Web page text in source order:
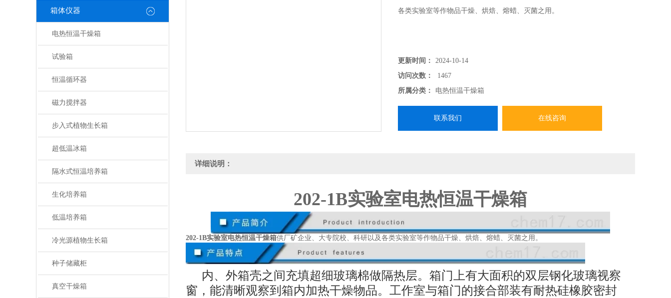
箱体仪器
电热恒温干燥箱
试验箱
恒温循环器
磁力搅拌器
步入式植物生长箱
超低温冰箱
隔水式恒温培养箱
生化培养箱
低温培养箱
冷光源植物生长箱
种子储藏柜
真空干燥箱
各类实验室等作物品干燥、烘焙、熔蜡、灭菌之用。
更新时间：
2024-10-14
访问次数：
1467
所属分类：
电热恒温干燥箱
联系我们 在线咨询
详细说明：
202-1B实验室电热恒温干燥箱
202-1B实验室电热恒温干燥箱供厂矿企业、大专院校、科研以及各类实验室等作物品干燥、烘焙、熔蜡、灭菌之用。
内、外箱壳之间充填超细玻璃棉做隔热层。箱门上有大面积的双层钢化玻璃视察
窗，能清晰观察到箱内加热干燥物品。工作室与箱门的接合部装有耐热硅橡胶密封